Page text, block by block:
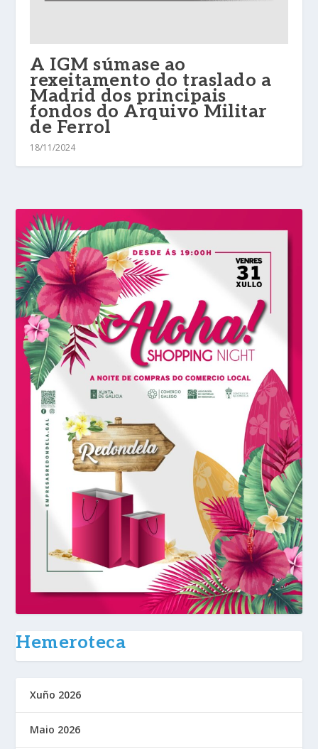
A IGM súmase ao
rexeitamento do traslado a
Madrid dos principais
fondos do Arquivo Militar
de Ferrol
18/11/2024
Hemeroteca
Xuño 2026
Maio 2026